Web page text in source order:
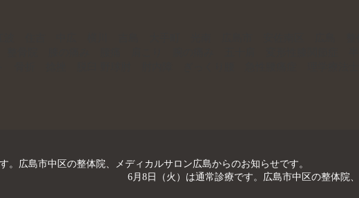
。広島市中区の整体院、メディカルサロン広島からのお知らせです。
6月8日（火）は通常診療です。広島市中区の整体院